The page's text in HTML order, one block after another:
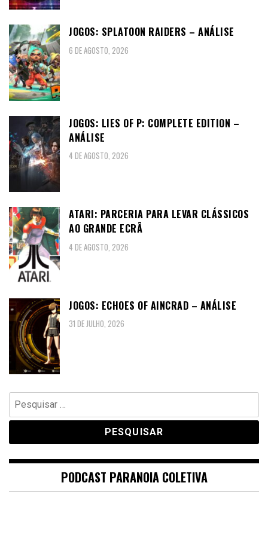
JOGOS: SPLATOON RAIDERS – ANÁLISE
6 DE AGOSTO, 2026
JOGOS: LIES OF P: COMPLETE EDITION –
ANÁLISE
4 DE AGOSTO, 2026
ATARI: PARCERIA PARA LEVAR CLÁSSICOS
AO GRANDE ECRÃ
4 DE AGOSTO, 2026
JOGOS: ECHOES OF AINCRAD – ANÁLISE
31 DE JULHO, 2026
Pesquisar
por:
PODCAST PARANOIA COLETIVA